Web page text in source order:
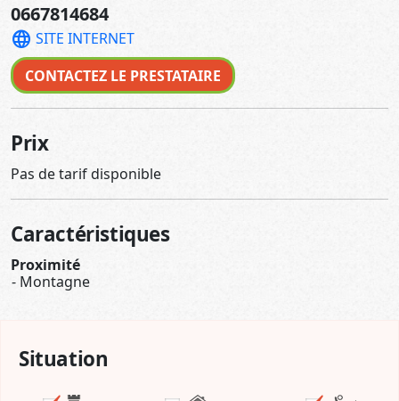
0667814684
language SITE INTERNET
CONTACTEZ LE PRESTATAIRE
Prix
Pas de tarif disponible
Caractéristiques
Proximité
Montagne
Situation